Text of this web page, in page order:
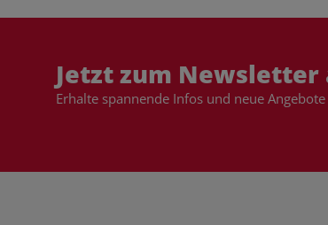
Jetzt zum Newsletter
Erhalte spannende Infos und neue